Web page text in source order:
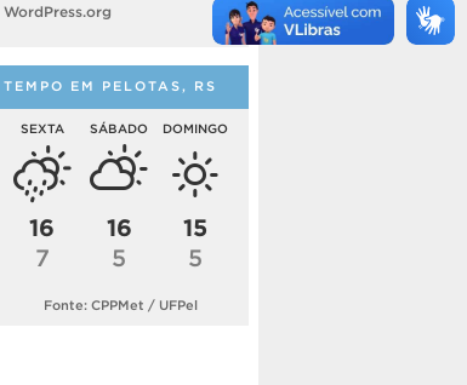
WordPress.org
TEMPO EM PELOTAS, RS
SEXTA
16
7
SÁBADO
16
5
DOMINGO
15
5
Fonte: CPPMet / UFPel